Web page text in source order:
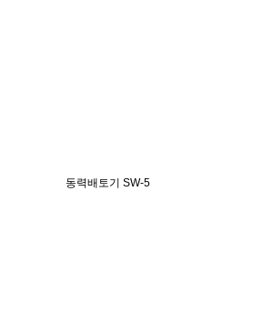
동력배토기 SW-5